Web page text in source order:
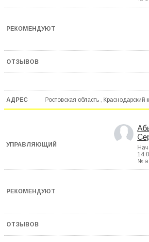
Ростовская область , Краснодарский
№ в